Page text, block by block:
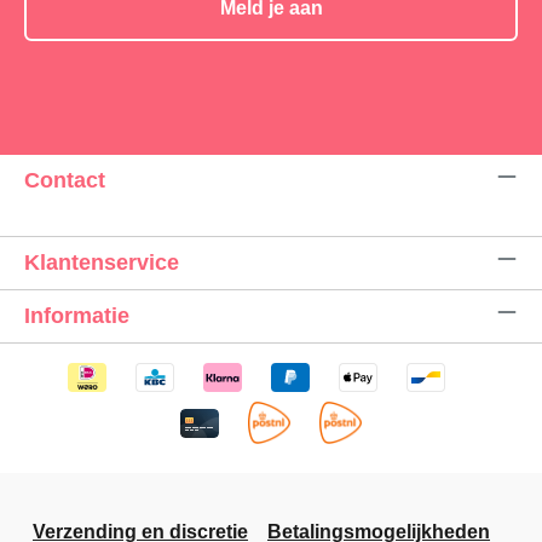
Meld je aan
Contact
Klantenservice
Informatie
Verzending en discretie Betalingsmogelijkheden